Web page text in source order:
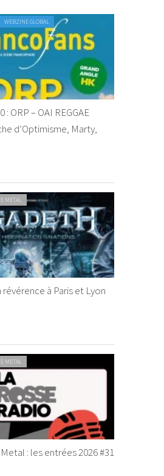
WEBZINE GLOBAL
: ORP – OAI REGGAE
d’Optimisme, Marty,
METAL
à Paris et Lyon
METAL
: les entrées 2026 #31